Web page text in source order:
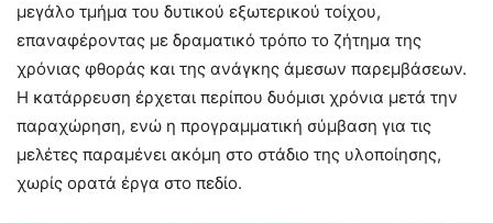
μεγάλο τμήμα του δυτικού εξωτερικού τοίχου,
επαναφέροντας με δραματικό τρόπο το ζήτημα της
χρόνιας φθοράς και της ανάγκης άμεσων παρεμβάσεων.
Η κατάρρευση έρχεται περίπου δυόμισι χρόνια μετά την
παραχώρηση, ενώ η προγραμματική σύμβαση για τις
μελέτες παραμένει ακόμη στο στάδιο της υλοποίησης,
χωρίς ορατά έργα στο πεδίο.